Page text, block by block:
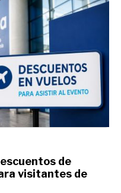
de
visitantes de